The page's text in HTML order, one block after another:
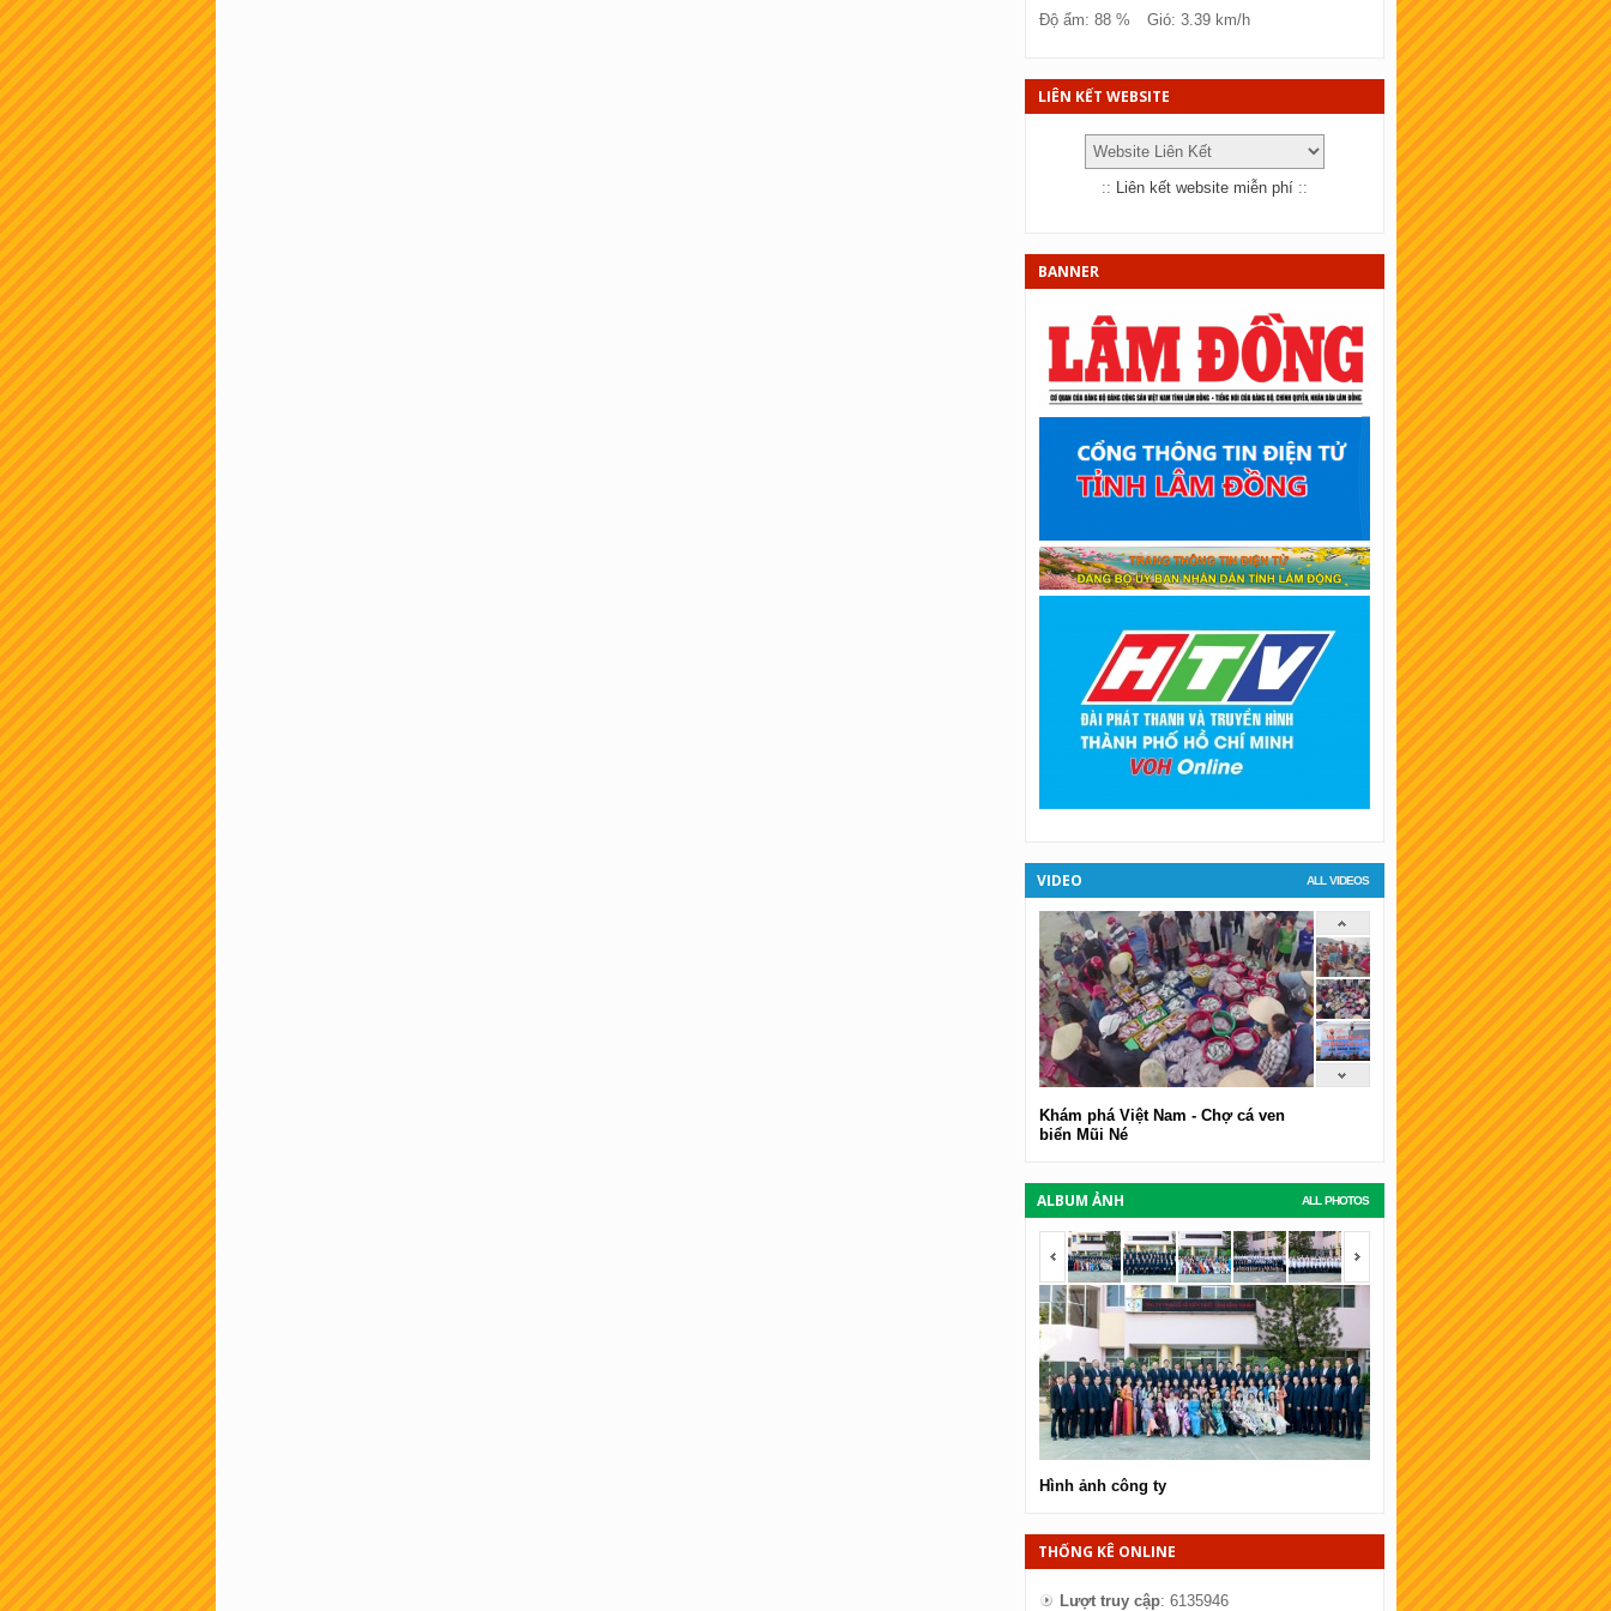
XSKT Bắc Ninh
XSKT Bến Tre
XSKT Sóc Trăng
XSKT Cần Thơ
XSKT An Giang
XSKT Bình Thuận
XSKT Vĩnh Long
XSKT Bình Dương
XSKT Long An
XSKT Bình Phước
XSKT Tiền Giang
XSKT Đà Lạt
Độ ẩm: 88 % Gió: 3.39 km/h
LIÊN KẾT WEBSITE
:: Liên kết website miễn phí::
BANNER
ALL VIDEOS
VIDEO
Khám phá Việt Nam - Chợ cá ven
biển Mũi Né
ALL PHOTOS
ALBUM ẢNH
<span></span> <span></span>
Hình ảnh công ty Hình ảnh công ty
THỐNG KÊ ONLINE
Lượt truy cập: 6135946